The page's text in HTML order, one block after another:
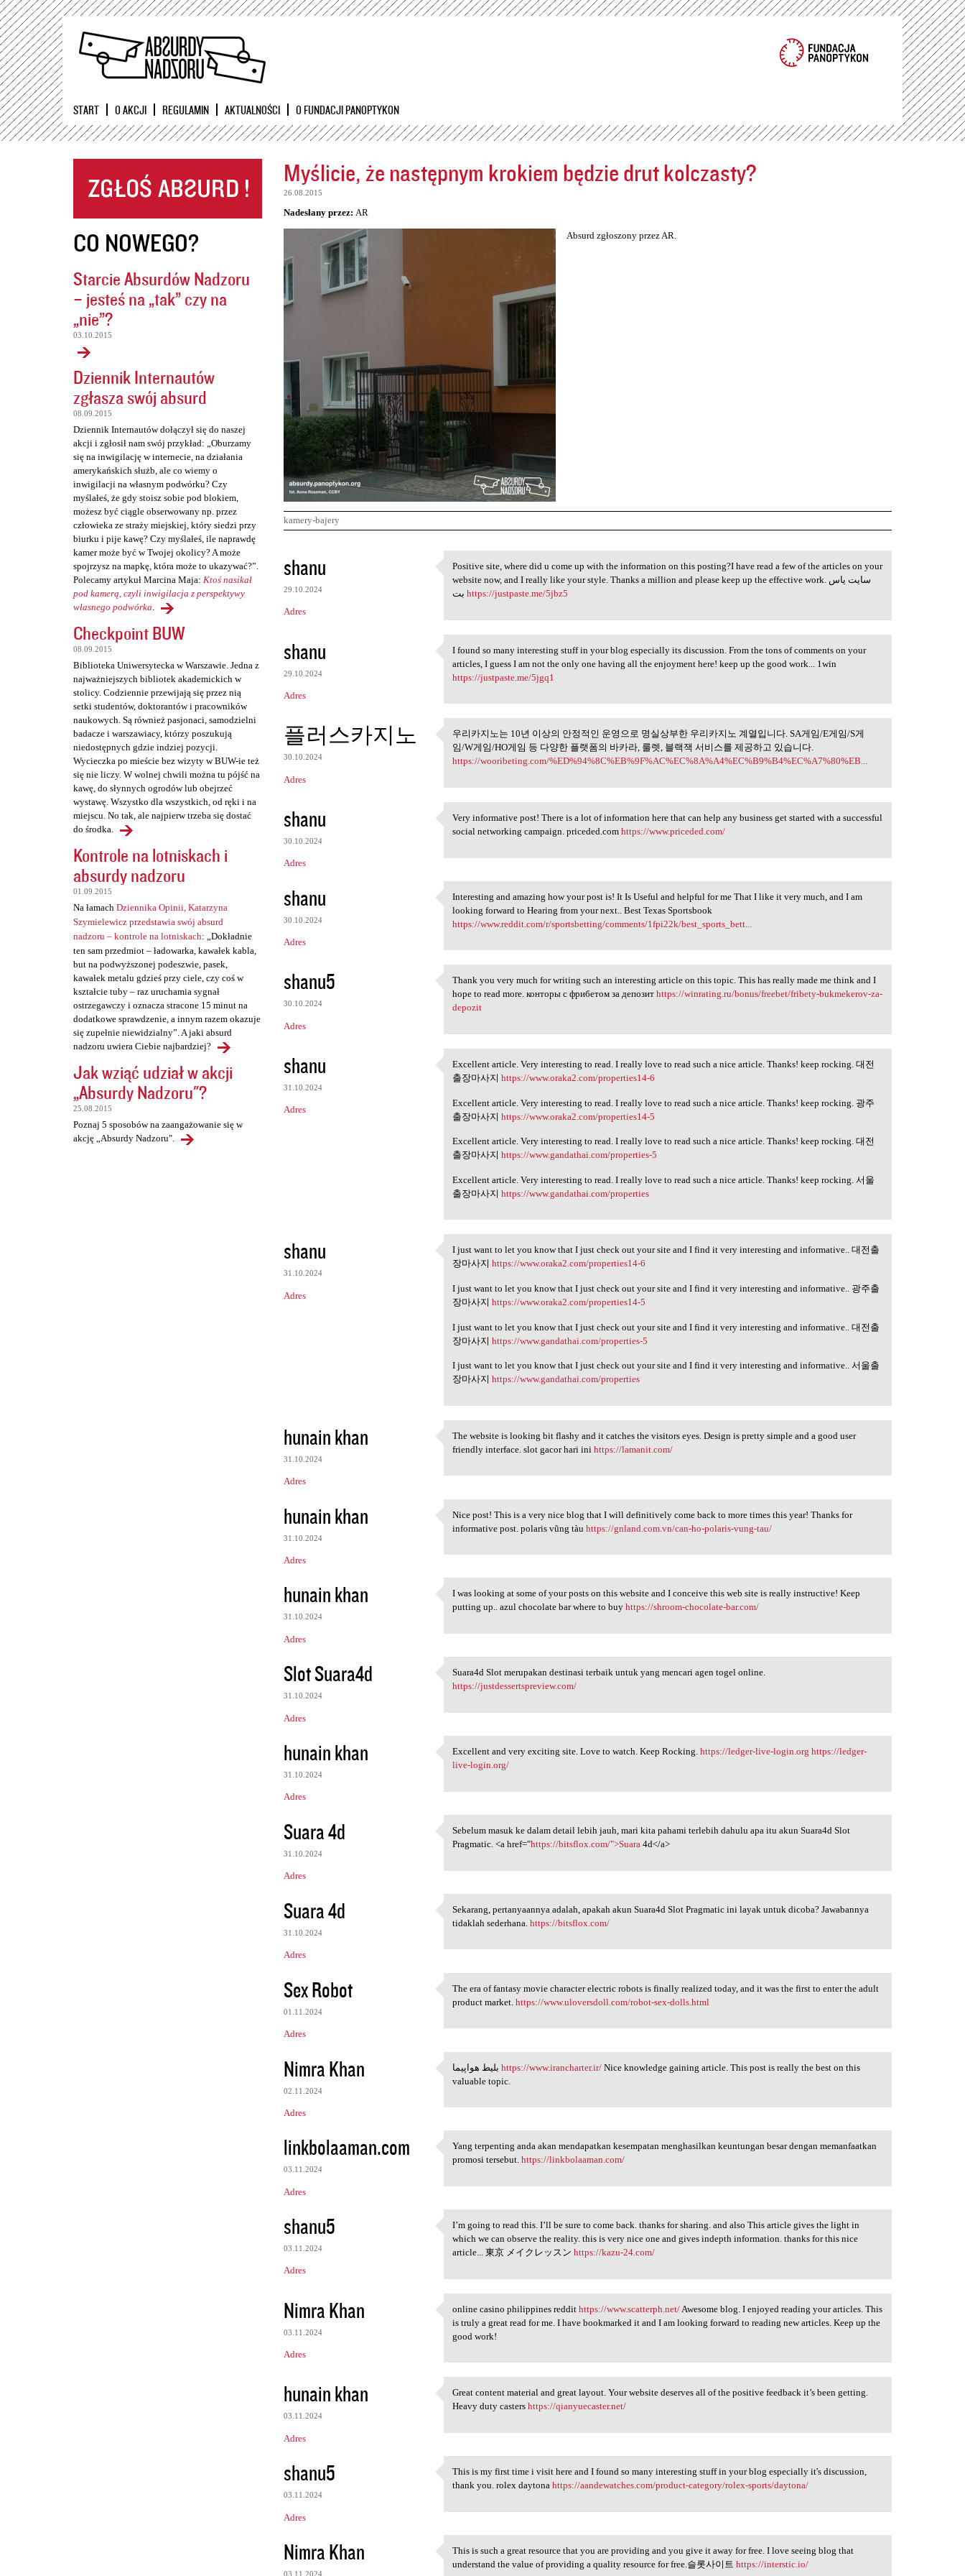
Przejdź
START O AKCJI REGULAMIN AKTUALNOŚCI O FUNDACJI PANOPTYKON
CO NOWEGO?
Starcie Absurdów Nadzoru
– jesteś na „tak” czy na
„nie”?
03.10.2015
Dziennik Internautów
zgłasza swój absurd
08.09.2015
Dziennik Internautów dołączył się do naszej
akcji i zgłosił nam swój przykład: „Oburzamy
się na inwigilację w internecie, na działania
amerykańskich służb, ale co wiemy o
inwigilacji na własnym podwórku? Czy
myślałeś, że gdy stoisz sobie pod blokiem,
możesz być ciągle obserwowany np. przez
człowieka ze straży miejskiej, który siedzi przy
biurku i pije kawę? Czy myślałeś, ile naprawdę
kamer może być w Twojej okolicy? A może
spojrzysz na mapkę, która może to ukazywać?”.
Polecamy artykuł Marcina Maja: Ktoś nasikał
pod kamerą, czyli inwigilacja z perspektywy
własnego podwórka.
Checkpoint BUW
08.09.2015
Biblioteka Uniwersytecka w Warszawie. Jedna z
najważniejszych bibliotek akademickich w
stolicy. Codziennie przewijają się przez nią
setki studentów, doktorantów i pracowników
naukowych. Są również pasjonaci, samodzielni
badacze i warszawiacy, którzy poszukują
niedostępnych gdzie indziej pozycji.
Wycieczka po mieście bez wizyty w BUW-ie też
się nie liczy. W wolnej chwili można tu pójść na
kawę, do słynnych ogrodów lub obejrzeć
wystawę. Wszystko dla wszystkich, od ręki i na
miejscu. No tak, ale najpierw trzeba się dostać
do środka.
Kontrole na lotniskach i
absurdy nadzoru
01.09.2015
Na łamach Dziennika Opinii, Katarzyna
Szymielewicz przedstawia swój absurd
nadzoru – kontrole na lotniskach: „Dokładnie
ten sam przedmiot – ładowarka, kawałek kabla,
but na podwyższonej podeszwie, pasek,
kawałek metalu gdzieś przy ciele, czy coś w
kształcie tuby – raz uruchamia sygnał
ostrzegawczy i oznacza stracone 15 minut na
dodatkowe sprawdzenie, a innym razem okazuje
się zupełnie niewidzialny”. A jaki absurd
nadzoru uwiera Ciebie najbardziej?
Jak wziąć udział w akcji
„Absurdy Nadzoru"?
25.08.2015
Poznaj 5 sposobów na zaangażowanie się w
akcję „Absurdy Nadzoru".
Myślicie, że następnym krokiem będzie drut kolczasty?
26.08.2015
Nadesłany przez: AR
Absurd zgłoszony przez AR.
kamery-bajery
K
o
m
e
t
a
r
z
e
shanu
29.10.2024
Adres
Positive site, where did u
Positive site, where did u come up with the information on this posting?I have read a few of the articles on your
website now, and I really like your style. Thanks a million and please keep up the effective work. سایت یاس
بتhttps://justpaste.me/5jbz5
shanu
29.10.2024
Adres
I found so many interesting
I found so many interesting stuff in your blog especially its discussion. From the tons of comments on your
articles, I guess I am not the only one having all the enjoyment here! keep up the good work... 1win
https://justpaste.me/5jgq1
플러스카지노
30.10.2024
Adres
우리카지노는 10년 이상의 안정적인 운영으로
우리카지노는 10년 이상의 안정적인 운영으로 명실상부한 우리카지노 계열입니다. SA게임/E게임/S게
임/W게임/HO게임 등 다양한 플랫폼의 바카라, 룰렛, 블랙잭 서비스를 제공하고 있습니다.
https://wooribeting.com/%ED%94%8C%EB%9F%AC%EC%8A%A4%EC%B9%B4%EC%A7%80%EB...
shanu
30.10.2024
Adres
Very informative post! There
Very informative post! There is a lot of information here that can help any business get started with a successful
social networking campaign. priceded.comhttps://www.priceded.com/
shanu
30.10.2024
Adres
Interesting and amazing how
Interesting and amazing how your post is! It Is Useful and helpful for me That I like it very much, and I am
looking forward to Hearing from your next.. Best Texas Sportsbook
https://www.reddit.com/r/sportsbetting/comments/1fpi22k/best_sports_bett...
shanu5
30.10.2024
Adres
Thank you very much for
Thank you very much for writing such an interesting article on this topic. This has really made me think and I
hope to read more. конторы с фрибетом за депозитhttps://winrating.ru/bonus/freebet/fribety-bukmekerov-za-
depozit
shanu
31.10.2024
Adres
Excellent article. Very
Excellent article. Very interesting to read. I really love to read such a nice article. Thanks! keep rocking. 대전
출장마사지https://www.oraka2.com/properties14-6
Excellent article. Very interesting to read. I really love to read such a nice article. Thanks! keep rocking. 광주
출장마사지https://www.oraka2.com/properties14-5
Excellent article. Very interesting to read. I really love to read such a nice article. Thanks! keep rocking. 대전
출장마사지https://www.gandathai.com/properties-5
Excellent article. Very interesting to read. I really love to read such a nice article. Thanks! keep rocking. 서울
출장마사지https://www.gandathai.com/properties
shanu
31.10.2024
Adres
I just want to let you know
I just want to let you know that I just check out your site and I find it very interesting and informative.. 대전출
장마사지https://www.oraka2.com/properties14-6
I just want to let you know that I just check out your site and I find it very interesting and informative.. 광주출
장마사지https://www.oraka2.com/properties14-5
I just want to let you know that I just check out your site and I find it very interesting and informative.. 대전출
장마사지https://www.gandathai.com/properties-5
I just want to let you know that I just check out your site and I find it very interesting and informative.. 서울출
장마사지https://www.gandathai.com/properties
hunain khan
31.10.2024
Adres
The website is looking bit
The website is looking bit flashy and it catches the visitors eyes. Design is pretty simple and a good user
friendly interface. slot gacor hari inihttps://lamanit.com/
hunain khan
31.10.2024
Adres
Nice post! This is a very
Nice post! This is a very nice blog that I will definitively come back to more times this year! Thanks for
informative post. polaris vũng tàuhttps://gnland.com.vn/can-ho-polaris-vung-tau/
hunain khan
31.10.2024
Adres
I was looking at some of your
I was looking at some of your posts on this website and I conceive this web site is really instructive! Keep
putting up.. azul chocolate bar where to buyhttps://shroom-chocolate-bar.com/
Slot Suara4d
31.10.2024
Adres
Suara4d Slot merupakan
Suara4d Slot merupakan destinasi terbaik untuk yang mencari agen togel online.
https://justdessertspreview.com/
hunain khan
31.10.2024
Adres
Excellent and very exciting
Excellent and very exciting site. Love to watch. Keep Rocking.https://ledger-live-login.org https://ledger-
live-login.org/
Suara 4d
31.10.2024
Adres
Sebelum masuk ke dalam detail
Sebelum masuk ke dalam detail lebih jauh, mari kita pahami terlebih dahulu apa itu akun Suara4d Slot
Pragmatic. <a href="https://bitsflox.com/">Suara 4d</a>
Suara 4d
31.10.2024
Adres
Sekarang, pertanyaannya
Sekarang, pertanyaannya adalah, apakah akun Suara4d Slot Pragmatic ini layak untuk dicoba? Jawabannya
tidaklah sederhana.https://bitsflox.com/
Sex Robot
01.11.2024
Adres
The era of fantasy movie
The era of fantasy movie character electric robots is finally realized today, and it was the first to enter the adult
product market.https://www.uloversdoll.com/robot-sex-dolls.html
Nimra Khan
02.11.2024
Adres
بلیط هواپیماhttps://www.irancharter.ir/ Nice knowledge gaining article. This post is really the best on this
valuable topic.
linkbolaaman.com
03.11.2024
Adres
Yang terpenting anda akan
Yang terpenting anda akan mendapatkan kesempatan menghasilkan keuntungan besar dengan memanfaatkan
promosi tersebut.https://linkbolaaman.com/
shanu5
03.11.2024
Adres
I’m going to read this. I’ll
I’m going to read this. I’ll be sure to come back. thanks for sharing. and also This article gives the light in
which we can observe the reality. this is very nice one and gives indepth information. thanks for this nice
article... 東京 メイクレッスンhttps://kazu-24.com/
Nimra Khan
03.11.2024
Adres
online casino philippines
online casino philippines reddithttps://www.scatterph.net/ Awesome blog. I enjoyed reading your articles. This
is truly a great read for me. I have bookmarked it and I am looking forward to reading new articles. Keep up the
good work!
hunain khan
03.11.2024
Adres
Great content material and
Great content material and great layout. Your website deserves all of the positive feedback it’s been getting.
Heavy duty castershttps://qianyuecaster.net/
shanu5
03.11.2024
Adres
This is my first time i visit
This is my first time i visit here and I found so many interesting stuff in your blog especially it's discussion,
thank you. rolex daytonahttps://aandewatches.com/product-category/rolex-sports/daytona/
Nimra Khan
03.11.2024
This is such a great resource
This is such a great resource that you are providing and you give it away for free. I love seeing blog that
understand the value of providing a quality resource for free.슬롯사이트https://interstic.io/